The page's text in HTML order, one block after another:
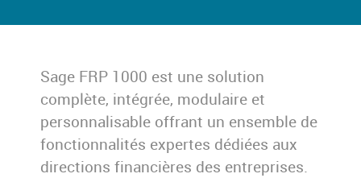
Sage FRP 1000 est une solution
complète, intégrée, modulaire et
personnalisable offrant un ensemble de
fonctionnalités expertes dédiées aux
directions financières des entreprises.